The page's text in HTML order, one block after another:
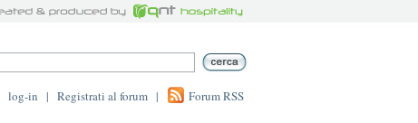
log-in | Registrati al forum | Forum RSS